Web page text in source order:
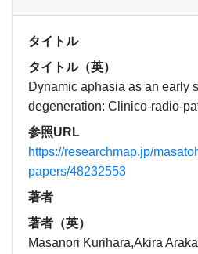
タイトル
タイトル（英）
Dynamic aphasia as an early
degeneration: Clinico-radio-
参照URL
https://researchmap.jp/
papers/48232553
著者
著者（英）
Masanori Kurihara,Akira